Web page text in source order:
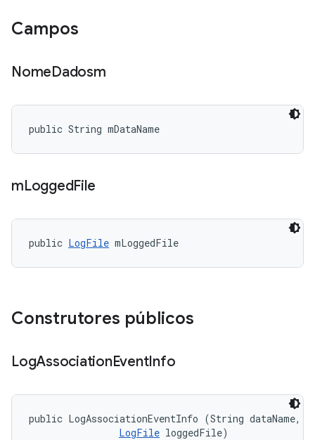
Campos
NomeDadosm
public String mDataName
mLoggedFile
public LogFile mLoggedFile
Construtores públicos
LogAssociationEventInfo
public LogAssociationEventInfo (String dataName,
LogFile loggedFile)